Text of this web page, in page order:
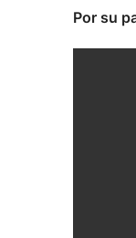
Por su